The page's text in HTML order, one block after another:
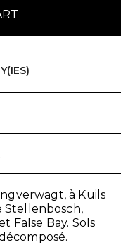
à Kuils
Stellenbosch,
False Bay. Sols